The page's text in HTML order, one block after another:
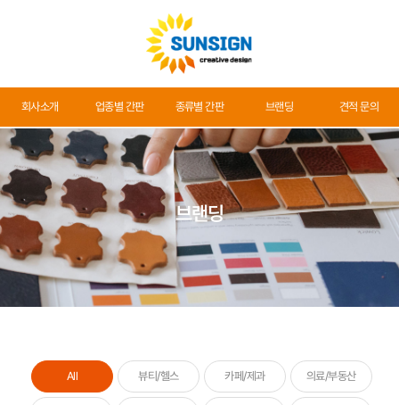
회사소개
업종별 간판
종류별 간판
브랜딩
견적 문의
회사소개 업종별 간판 종류별 간판 브랜딩 견적 문의
브랜딩
All 뷰티/헬스 카페/제과 의료/부동산